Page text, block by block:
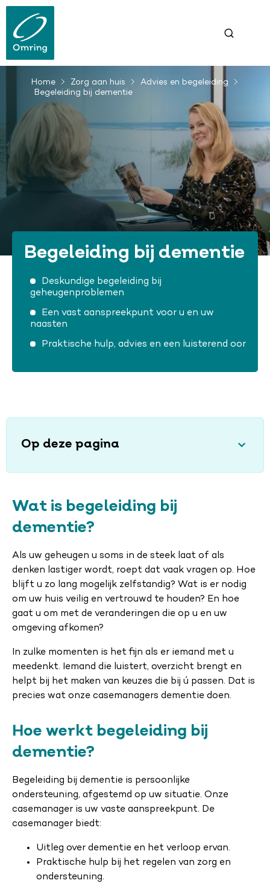
naar
gaan
Kruimelpad
Home Zorg aan huis
Advies en begeleiding
Begeleiding bij dementie
Begeleiding bij dementie
Deskundige begeleiding bij
geheugenproblemen
Een vast aanspreekpunt voor u en uw
naasten
Praktische hulp, advies en een luisterend oor
Op deze pagina
Wat is begeleiding bij
dementie?
Als uw geheugen u soms in de steek laat of als
denken lastiger wordt, roept dat vaak vragen op. Hoe
blijft u zo lang mogelijk zelfstandig? Wat is er nodig
om uw huis veilig en vertrouwd te houden? En hoe
gaat u om met de veranderingen die op u en uw
omgeving afkomen?
In zulke momenten is het fijn als er iemand met u
meedenkt. Iemand die luistert, overzicht brengt en
helpt bij het maken van keuzes die bij ú passen. Dat is
precies wat onze casemanagers dementie doen.
Hoe werkt begeleiding bij
dementie?
Begeleiding bij dementie is persoonlijke
ondersteuning, afgestemd op uw situatie. Onze
casemanager is uw vaste aanspreekpunt. De
casemanager biedt:
Uitleg over dementie en het verloop ervan.
Praktische hulp bij het regelen van zorg en
ondersteuning.